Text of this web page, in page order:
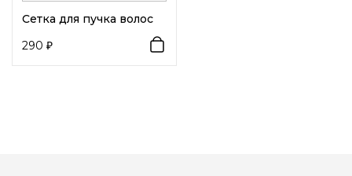
Сетка для пучка волос
290